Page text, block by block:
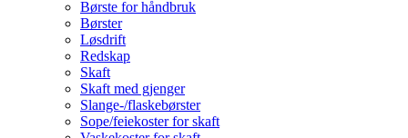
Børste for håndbruk
Børster
Løsdrift
Redskap
Skaft
Skaft med gjenger
Slange-/flaskebørster
Sope/feiekoster for skaft